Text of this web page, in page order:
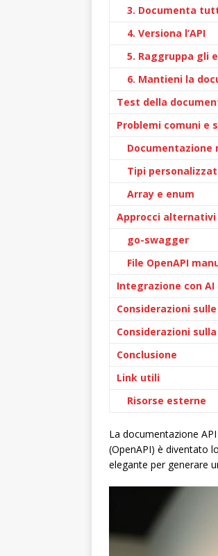
3. Documenta
4. Versiona l’API
5. Raggruppa gli
6. Mantieni la
Test della
Problemi comuni e
Documentazione
Tipi
Array e enum
Approcci alternativi
go-swagger
File OpenAPI
Integrazione con AI
Considerazioni
Considerazioni
Conclusione
Link utili
Risorse esterne
La documentazione
(OpenAPI) è diventato
elegante per generare